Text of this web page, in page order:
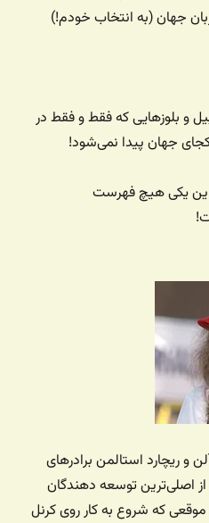
جهان (به انتخاب خودم!)
و بلوزهایی که فقط و فقط در
جهان پیدا نمی‌شود!
یکی هیچ فهرست
و ریچارد استالمن برادرهای
اصلی‌ترین توسعه دهندگان
که شروع به کار روی کرنل